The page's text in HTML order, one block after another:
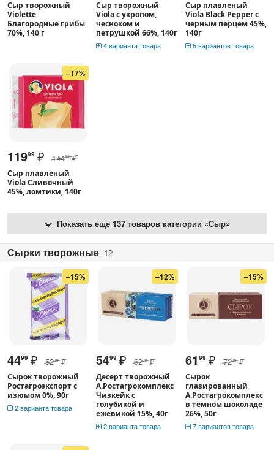
Сыр творожный
Violette
Благородные грибы
70%, 140 г
Сыр творожный
Viola c укропом,
чесноком и
петрушкой 66%, 140г
4 варианта товара
Сыр плавленый
Viola Black Pepper с
черным перцем 45%,
140г
5 вариантов товара
–17%
11999 ₽ 14499 ₽
Сыр плавленый
Viola Сливочный
45%, ломтики, 140г
Показать еще 137 товаров категории «Сыр»
Сырки творожные 12
–15%
4499 ₽ 5299 ₽
Сырок творожный
Ростагроэкспорт с
изюмом 0%, 90г
2 варианта товара
–12%
5499 ₽ 6299 ₽
Десерт творожный
А.Ростагрокомплекс
Чизкейк с
голубикой и
ежевикой 15%, 40г
2 варианта товара
–15%
61 99 ₽ 7299 ₽
Сырок
глазированный
А.Ростагрокомплекс
в тёмном шоколаде
26%, 50г
7 вариантов товара